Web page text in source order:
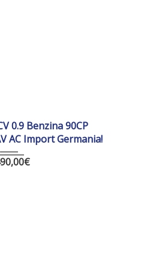
0.9 Benzina 90CP
AC Import Germania!
€